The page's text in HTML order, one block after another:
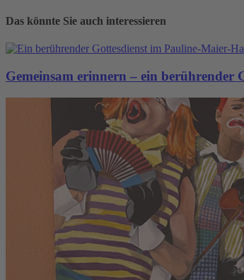
Das könnte Sie auch interessieren
Gemeinsam erinnern – ein berührender